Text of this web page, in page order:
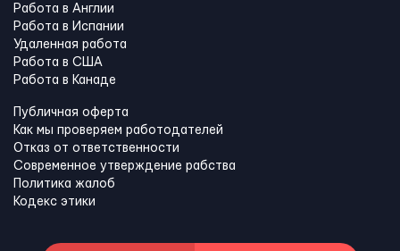
Работа в Англии
Работа в Испании
Удаленная работа
Работа в США
Работа в Канадe
Публичная оферта
Как мы проверяем работодателей
Отказ от ответственности
Современное утверждение рабства
Политика жалоб
Кодекс этики